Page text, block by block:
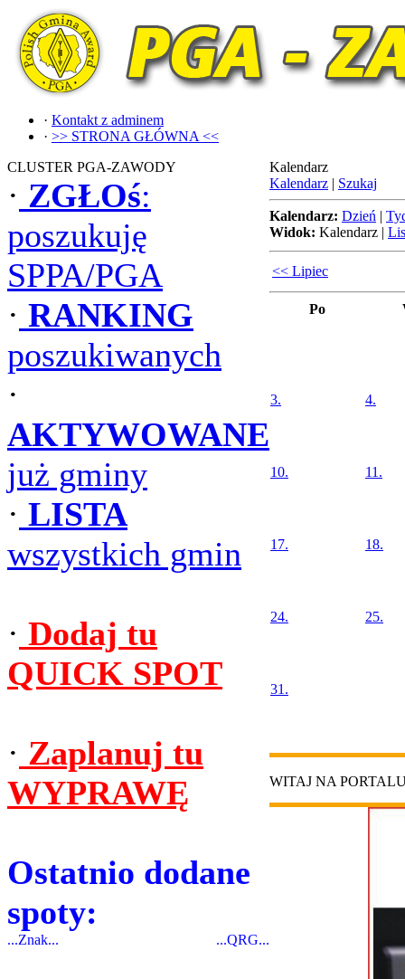
· Kontakt z adminem
· >> STRONA GŁÓWNA <<
CLUSTER PGA-ZAWODY
· ZGŁOś:
poszukuję
SPPA/PGA
· RANKING
poszukiwanych
·
AKTYWOWANE
już gminy
· LISTA
wszystkich gmin
· Dodaj tu
QUICK SPOT
· Zaplanuj tu
WYPRAWĘ
Ostatnio dodane
spoty:
...Znak... ...QRG...
Kalendarz
Kalendarz | Szukaj
Kalendarz: Dzień |
Widok: Kalendarz |
<< Lipiec
Po
3. 4.
10. 11.
17. 18.
24. 25.
31.
WITAJ NA